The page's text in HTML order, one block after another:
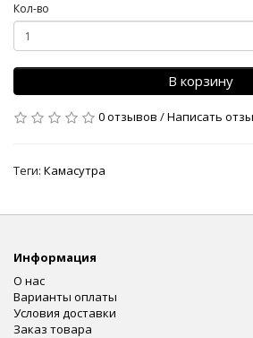
Кол-во
В корзину
0 отзывов /Написать
Теги: Камасутра
Информация
О нас
Варианты оплаты
Условия доставки
Заказ товара